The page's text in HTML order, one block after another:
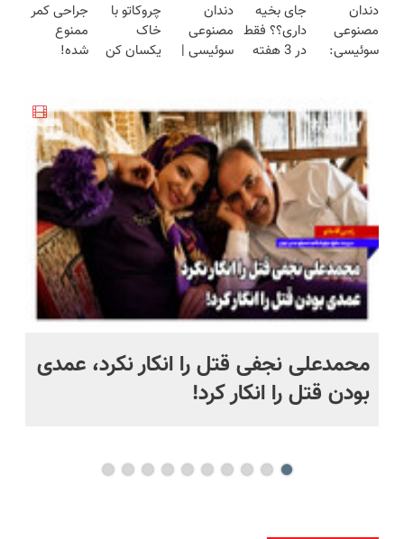
ترمیم کننده
23 روزه
ساخت!
هفته!!😍
ساخت!!!
محوش کن!
دندان
مصنوعی
سوئیسی:
اروپا، سبک
و مقاوم |
پرداخت
قسطی
جای بخیه
داری؟؟ فقط
در 3 هفته
دندان
مصنوعی
سوئیسی |
طبیعی!
ویزیت
رایگان+پرداخت
اقساطی😍
چروکاتو با
خاک
یکسان کن
صرفه)
جراحی کمر
ممنوع
شده!
منزل درمان
کنی؟
((پرسش‌نامه))
محمدعلی نجفی قتل را انکار نکرد، عمدی
بودن قتل را انکار کرد!